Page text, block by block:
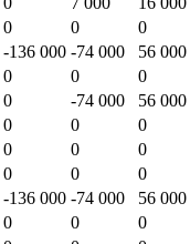
0 0 0
-136 000 -74 000 56 000
0 0 0
0 -74 000 56 000
0 0 0
0 0 0
0 0 0
-136 000 -74 000 56 000
0 0 0